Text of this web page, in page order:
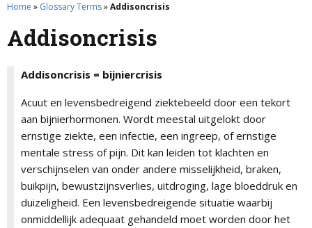
Home » Glossary Terms»Addisoncrisis
Addisoncrisis
Addisoncrisis = bijniercrisis
Acuut en levensbedreigend ziektebeeld door een tekort
aan bijnierhormonen. Wordt meestal uitgelokt door
ernstige ziekte, een infectie, een ingreep, of ernstige
mentale stress of pijn. Dit kan leiden tot klachten en
verschijnselen van onder andere misselijkheid, braken,
buikpijn, bewustzijnsverlies, uitdroging, lage bloeddruk en
duizeligheid. Een levensbedreigende situatie waarbij
onmiddellijk adequaat gehandeld moet worden door het